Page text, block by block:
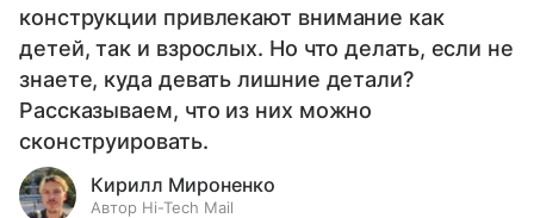
конструкции привлекают внимание как
детей, так и взрослых. Но что делать, если не
знаете, куда девать лишние детали?
Рассказываем, что из них можно
сконструировать.
Кирилл Мироненко
Автор Hi-Tech Mail